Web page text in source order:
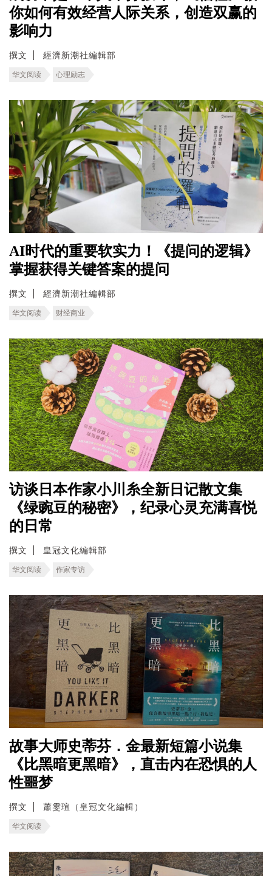
你如何有效经营人际关系，创造双赢的
影响力
撰文 經濟新潮社編輯部
华文阅读 心理励志
AI时代的重要软实力！《提问的逻辑》
掌握获得关键答案的提问
撰文 經濟新潮社編輯部
华文阅读 财经商业
访谈日本作家小川糸全新日记散文集
《绿豌豆的秘密》，纪录心灵充满喜悦
的日常
撰文 皇冠文化編輯部
华文阅读 作家专访
故事大师史蒂芬．金最新短篇小说集
《比黑暗更黑暗》，直击内在恐惧的人
性噩梦
撰文 蕭雯瑄（皇冠文化編輯）
华文阅读